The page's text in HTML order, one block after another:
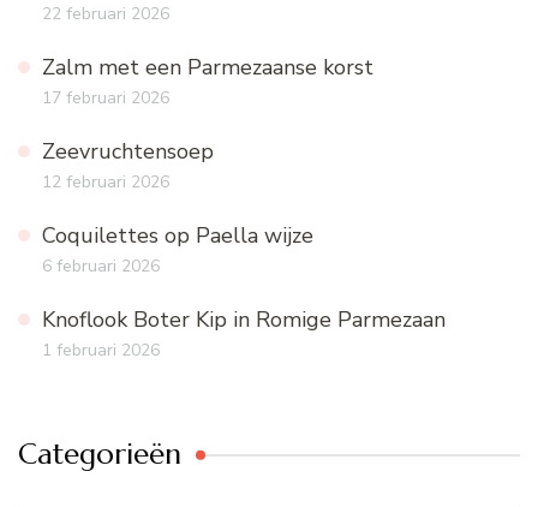
22 februari 2026
Zalm met een Parmezaanse korst
17 februari 2026
Zeevruchtensoep
12 februari 2026
Coquilettes op Paella wijze
6 februari 2026
Knoflook Boter Kip in Romige Parmezaan
1 februari 2026
Categorieën